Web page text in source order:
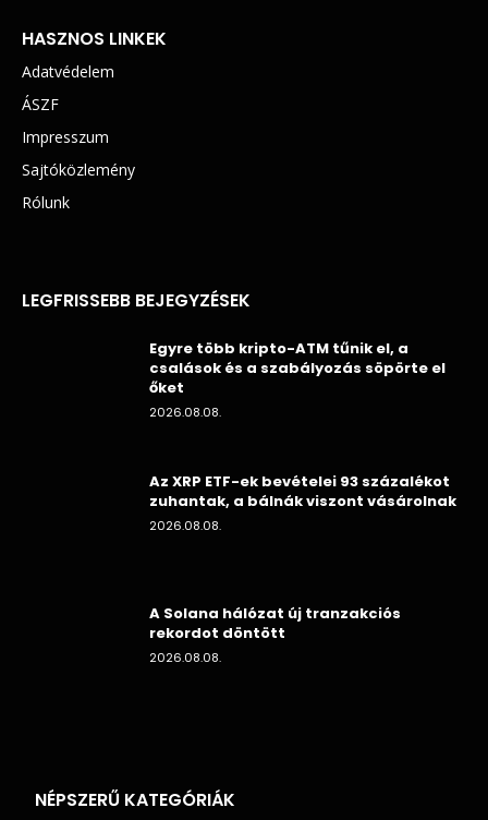
HASZNOS LINKEK
Adatvédelem
ÁSZF
Impresszum
Sajtóközlemény
Rólunk
LEGFRISSEBB BEJEGYZÉSEK
Egyre több kripto-ATM tűnik el, a
csalások és a szabályozás söpörte el
őket
2026.08.08.
Az XRP ETF-ek bevételei 93 százalékot
zuhantak, a bálnák viszont vásárolnak
2026.08.08.
A Solana hálózat új tranzakciós
rekordot döntött
2026.08.08.
NÉPSZERŰ KATEGÓRIÁK